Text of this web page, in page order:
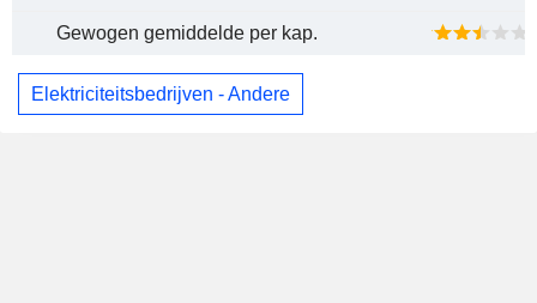
Gewogen gemiddelde per kap.
Elektriciteitsbedrijven - Andere